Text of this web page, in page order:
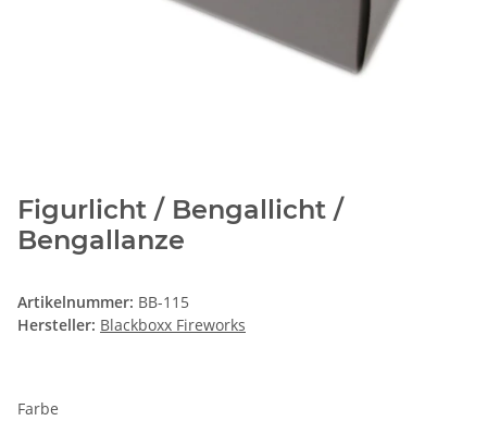
Figurlicht / Bengallicht /
Bengallanze
Artikelnummer: BB-115
Hersteller: Blackboxx Fireworks
Farbe